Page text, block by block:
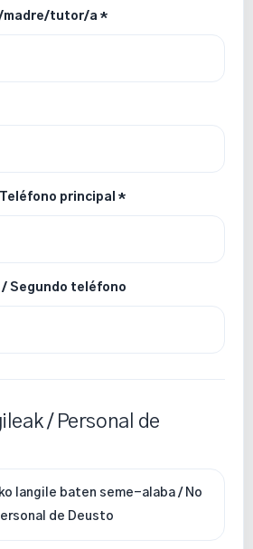
madre/tutor/a *
principal *
Segundo teléfono
/ Personal de
langile baten seme-alaba / No
de Deusto